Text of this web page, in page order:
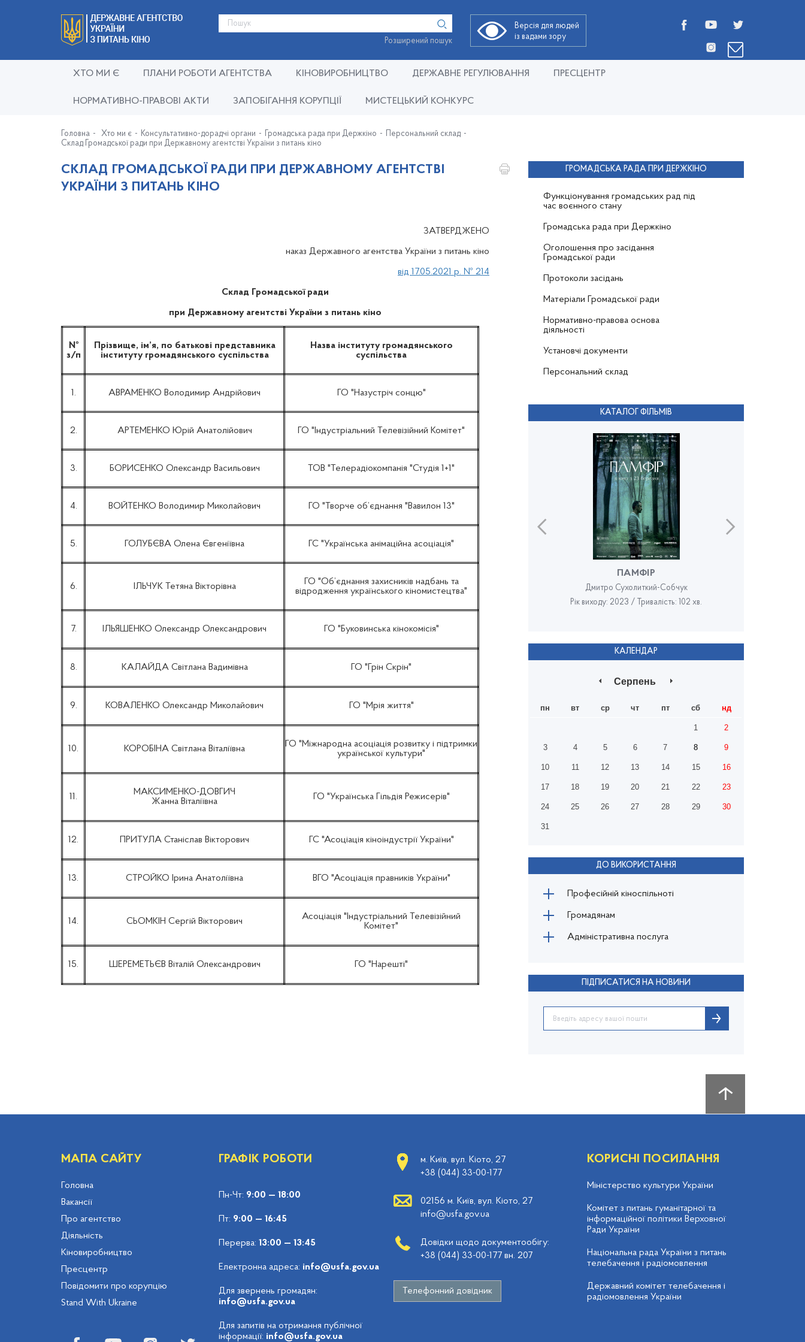
Розширений пошук
Версія для людей
із вадами зору
ХТО МИ Є ПЛАНИ РОБОТИ АГЕНТСТВА КІНОВИРОБНИЦТВО ДЕРЖАВНЕ РЕГУЛЮВАННЯ ПРЕСЦЕНТР
НОРМАТИВНО-ПРАВОВІ АКТИ ЗАПОБІГАННЯ КОРУПЦІЇ МИСТЕЦЬКИЙ КОНКУРС
Головна Хто ми є Консультативно-дорадчі органи Громадська рада при Держкіно
Персональний склад
Склад Громадської ради при Державному агентстві України з питань кіно
СКЛАД ГРОМАДСЬКОЇ РАДИ ПРИ ДЕРЖАВНОМУ АГЕНТСТВІ
УКРАЇНИ З ПИТАНЬ КІНО
ЗАТВЕРДЖЕНО
наказ Державного агентства України з питань кіно
від 17.05.2021 р. № 214
Склад Громадської ради
при Державному агентстві України з питань кіно
№
з/п
Прізвище, ім’я, по батькові представника
інституту громадянського суспільства
Назва інституту громадянського
суспільства
1. АВРАМЕНКО Володимир Андрійович ГО "Назустріч сонцю"
2. АРТЕМЕНКО Юрій Анатолійович ГО "Індустріальний Телевізійний Комітет"
3. БОРИСЕНКО Олександр Васильович ТОВ "Телерадіокомпанія "Студія 1+1"
4. ВОЙТЕНКО Володимир Миколайович ГО "Творче об’єднання "Вавилон 13"
5. ГОЛУБЄВА Олена Євгеніївна ГС "Українська анімаційна асоціація"
6. ІЛЬЧУК Тетяна Вікторівна
ГО "Об’єднання захисників надбань та
відродження українського кіномистецтва"
7. ІЛЬЯШЕНКО Олександр Олександрович ГО "Буковинська кінокомісія"
8. КАЛАЙДА Світлана Вадимівна ГО "Грін Скрін"
9. КОВАЛЕНКО Олександр Миколайович ГО "Мрія життя"
10. КОРОБІНА Світлана Віталіївна
ГО "Міжнародна асоціація розвитку і підтримки
української культури"
11.
МАКСИМЕНКО-ДОВГИЧ
Жанна Віталіївна
ГО "Українська Гільдія Режисерів"
12. ПРИТУЛА Станіслав Вікторович ГС "Асоціація кіноіндустрії України"
13. СТРОЙКО Ірина Анатоліївна ВГО "Асоціація правників України"
14. СЬОМКІН Сергій Вікторович
Асоціація "Індустріальний Телевізійний
Комітет"
15. ШЕРЕМЕТЬЄВ Віталій Олександрович ГО "Нарешті"
ГРОМАДСЬКА РАДА ПРИ ДЕРЖКІНО
Функціонування громадських рад під
час воєнного стану
Громадська рада при Держкіно
Оголошення про засідання
Громадської ради
Протоколи засідань
Матеріали Громадської ради
Нормативно-правова основа
діяльності
Установчі документи
Персональний склад
КАТАЛОГ ФІЛЬМІВ
ПОВОДИР
ПАМФІР
Дмитро Сухолиткий-Собчук
Рік виходу: 2023 / Тривалість: 102 хв.
КАЛЕНДАР
Серпень
пн вт ср чт пт сб нд
1 2
3 4 5 6 7 8 9
10 11 12 13 14 15 16
17 18 19 20 21 22 23
24 25 26 27 28 29 30
31
ДО ВИКОРИСТАННЯ
Професійній кіноспільноті
Громадянам
Адміністративна послуга
ПІДПИСАТИСЯ НА НОВИНИ
МАПА САЙТУ
Головна
Вакансії
Про агентство
Діяльність
Кіновиробництво
Пресцентр
Повідомити про корупцію
Stand With Ukraine
ГРАФІК РОБОТИ
Пн-Чт: 9:00 — 18:00
Пт: 9:00 — 16:45
Перерва: 13:00 — 13:45
Електронна адреса: info@usfa.gov.ua
Для звернень громадян:
info@usfa.gov.ua
Для запитів на отримання публічної
інформації: info@usfa.gov.ua
м. Київ, вул. Кіото, 27
+38 (044) 33-00-177
02156 м. Київ, вул. Кіото, 27
info@usfa.gov.ua
Довідки щодо документообігу:
+38 (044) 33-00-177 вн. 207
Телефонний довідник
КОРИСНІ ПОСИЛАННЯ
Міністерство культури України
Комітет з питань гуманітарної та
інформаційної політики Верховної
Ради України
Національна рада України з питань
телебачення і радіомовлення
Державний комітет телебачення і
радіомовлення України